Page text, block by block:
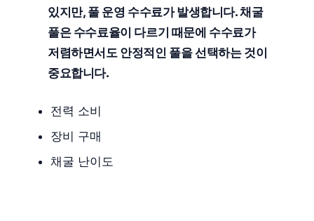
있지만, 풀 운영 수수료가 발생합니다. 채굴
풀은 수수료율이 다르기 때문에 수수료가
저렴하면서도 안정적인 풀을 선택하는 것이
중요합니다.
전력 소비
장비 구매
채굴 난이도